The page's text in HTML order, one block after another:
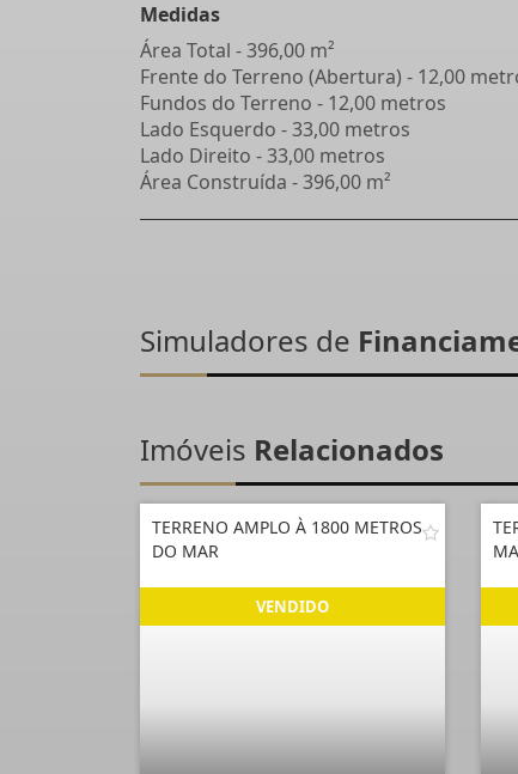
Medidas
Área Total - 396,00 m²
Frente do Terreno (Abertura) - 12,00
Fundos do Terreno - 12,00 metros
Lado Esquerdo - 33,00 metros
Lado Direito - 33,00 metros
Área Construída - 396,00 m²
Simuladores de
Imóveis Relacionados
TERRENO AMPLO À 1800 METROS
DO MAR